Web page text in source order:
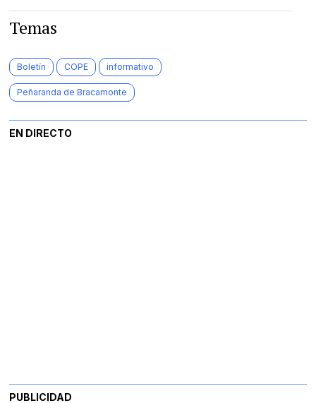
Temas
Boletín COPE informativo
Peñaranda de Bracamonte
EN DIRECTO
PUBLICIDAD